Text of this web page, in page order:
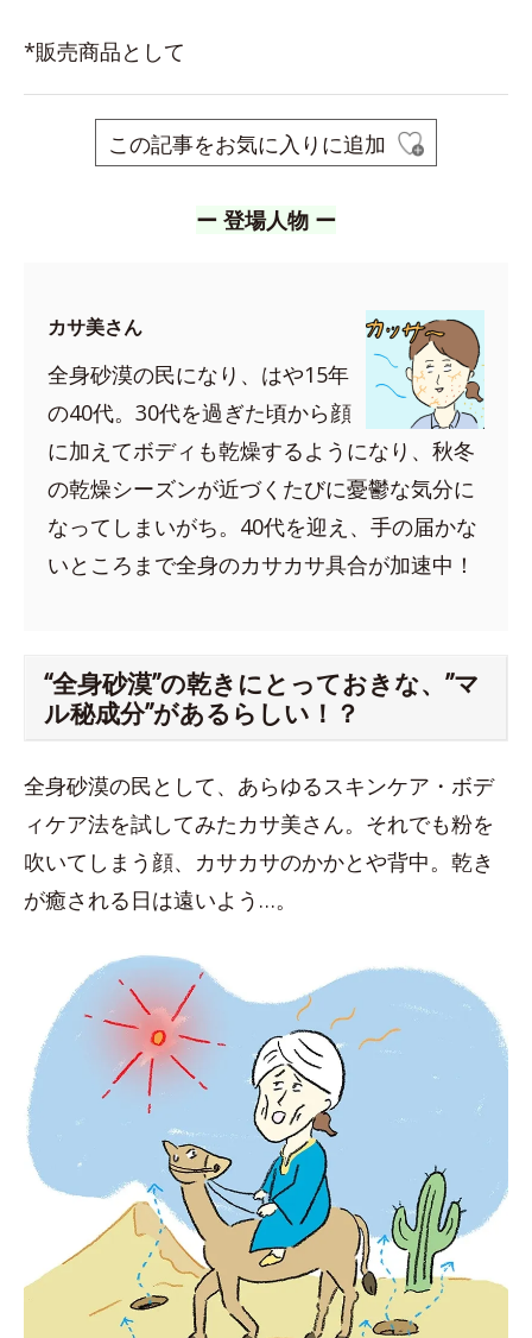
*販売商品として
この記事をお気に入りに追加
ー 登場人物 ー
カサ美さん
全身砂漠の民になり、はや15年
の40代。30代を過ぎた頃から顔
に加えてボディも乾燥するようになり、秋冬
の乾燥シーズンが近づくたびに憂鬱な気分に
なってしまいがち。40代を迎え、手の届かな
いところまで全身のカサカサ具合が加速中！
“全身砂漠”の乾きにとっておきな、”マ
ル秘成分”があるらしい！？
全身砂漠の民として、あらゆるスキンケア・ボデ
ィケア法を試してみたカサ美さん。それでも粉を
吹いてしまう顔、カサカサのかかとや背中。乾き
が癒される日は遠いよう…。